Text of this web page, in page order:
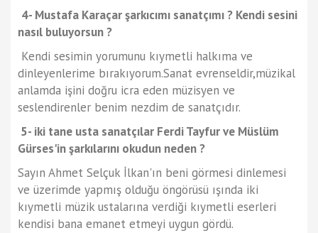
4- Mustafa Karaçar şarkıcımı sanatçımı ? Kendi sesini
nasıl buluyorsun ?
Kendi sesimin yorumunu kıymetli halkıma ve
dinleyenlerime bırakıyorum.Sanat evrenseldir,müzikal
anlamda işini doğru icra eden müzisyen ve
seslendirenler benim nezdim de sanatçıdır.
5- iki tane usta sanatçılar Ferdi Tayfur ve Müslüm
Gürses'in şarkılarını okudun neden ?
Sayın Ahmet Selçuk İlkan'ın beni görmesi dinlemesi
ve üzerimde yapmış olduğu öngörüsü ışında iki
kıymetli müzik ustalarına verdiği kıymetli eserleri
kendisi bana emanet etmeyi uygun gördü.